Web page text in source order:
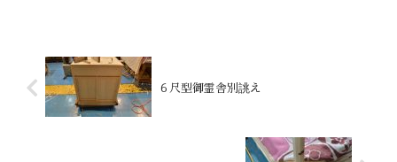
６尺型御霊舎別誂え